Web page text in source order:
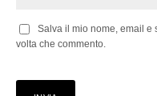
Salva il mio nome, email e
volta che commento.